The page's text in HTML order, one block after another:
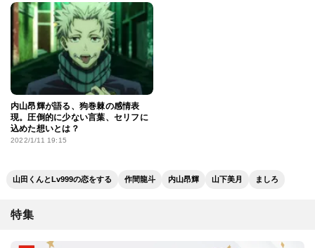
内山昂輝が語る、狗巻棘の感情表
現。圧倒的に少ない言葉、セリフに
込めた想いとは？
2022/1/11 19:15
山田くんとLv999の恋をする 作間龍斗 内山昂輝 山下美月 ましろ
特集